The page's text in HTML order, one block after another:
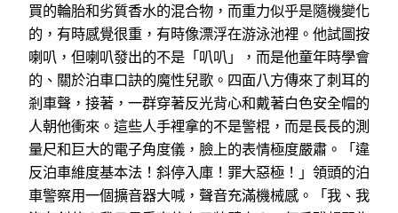
買的輪胎和劣質香水的混合物，而重力似乎是隨機變化
的，有時感覺很重，有時像漂浮在游泳池裡。他試圖按
喇叭，但喇叭發出的不是「叭叭」，而是他童年時學會
的、關於泊車口訣的魔性兒歌。四面八方傳來了刺耳的
剎車聲，接著，一群穿著反光背心和戴著白色安全帽的
人朝他衝來。這些人手裡拿的不是警棍，而是長長的測
量尺和巨大的電子角度儀，臉上的表情極度嚴肅。「違
反泊車維度基本法！斜停入庫！罪大惡極！」領頭的泊
車警察用一個擴音器大喊，聲音充滿機械感。「我、我